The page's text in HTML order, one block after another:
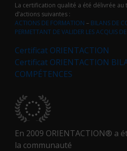
La certification qualité a été délivrée
d’actions suivantes :
ACTIONS DE FORMATION – BILANS DE
PERMETTANT DE VALIDER LES ACQUIS DE
Certificat ORIENTACTION
Certificat ORIENTACTION
COMPÉTENCES
En 2009 ORIENTACTION® a
la communauté